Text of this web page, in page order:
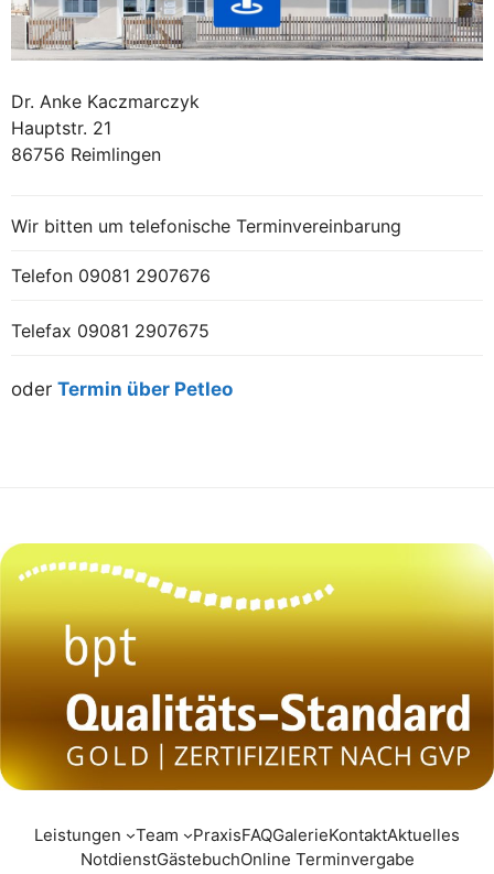
Dr. Anke Kaczmarczyk
Hauptstr. 21
86756 Reimlingen
Wir bitten um telefonische Terminvereinbarung
Telefon 09081 2907676
Telefax 09081 2907675
oder Termin über Petleo
Leistungen Team PraxisFAQGalerieKontaktAktuelles
NotdienstGästebuchOnline Terminvergabe